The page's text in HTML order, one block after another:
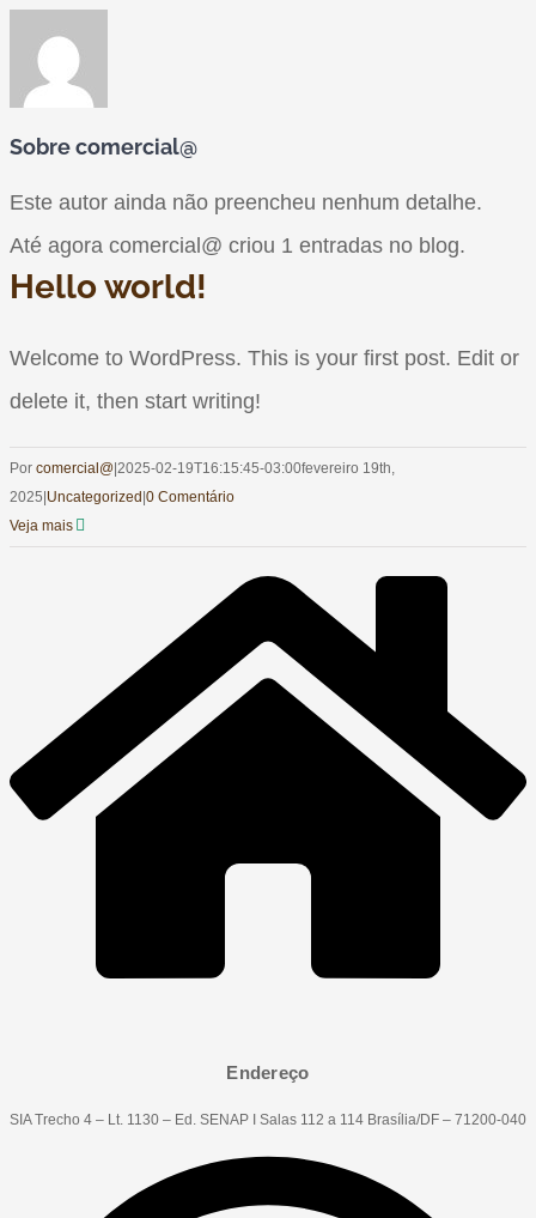
Sobrecomercial@
Este autor ainda não preencheu nenhum detalhe.
Até agora comercial@ criou 1 entradas no blog.
Hello world!
Welcome to WordPress. This is your first post. Edit or
delete it, then start writing!
Por comercial@|2025-02-19T16:15:45-03:00fevereiro 19th,
2025|Uncategorized|0 Comentário
Veja mais
Endereço
SIA Trecho 4 – Lt. 1130 – Ed. SENAP I Salas 112 a 114 Brasília/DF – 71200-040